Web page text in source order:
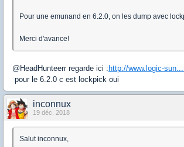
Pour une emunand en 6.2.0, on les dump avec
Merci d'avance!
@HeadHunteerr regarde ici :http://www.logic-
pour le 6.2.0 c est lockpick oui
inconnux
19 déc. 2018
Salut inconnux,